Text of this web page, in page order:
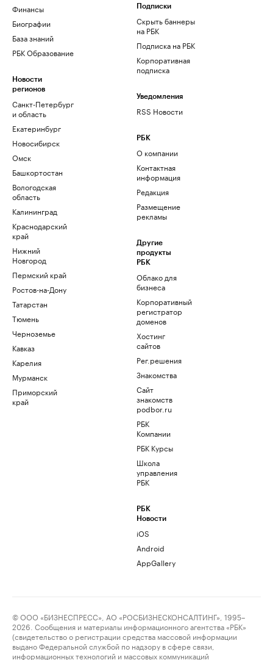
Финансы
Биографии
База знаний
РБК Образование
Новости
регионов
Санкт-Петербург
и область
Екатеринбург
Новосибирск
Омск
Башкортостан
Вологодская
область
Калининград
Краснодарский
край
Нижний
Новгород
Пермский край
Ростов-на-Дону
Татарстан
Тюмень
Черноземье
Кавказ
Карелия
Мурманск
Приморский
край
Подписки
Скрыть баннеры
на РБК
Подписка на РБК
Корпоративная
подписка
Уведомления
RSS Новости
РБК
О компании
Контактная
информация
Редакция
Размещение
рекламы
Другие
продукты
РБК
Облако для
бизнеса
Корпоративный
регистратор
доменов
Хостинг
сайтов
Рег.решения
Знакомства
Сайт
знакомств
podbor.ru
РБК
Компании
РБК Курсы
Школа
управления
РБК
РБК
Новости
iOS
Android
AppGallery
© ООО «БИЗНЕСПРЕСС», АО «РОСБИЗНЕСКОНСАЛТИНГ», 1995–
2026. Сообщения и материалы информационного агентства «РБК»
(свидетельство о регистрации средства массовой информации
выдано Федеральной службой по надзору в сфере связи,
информационных технологий и массовых коммуникаций